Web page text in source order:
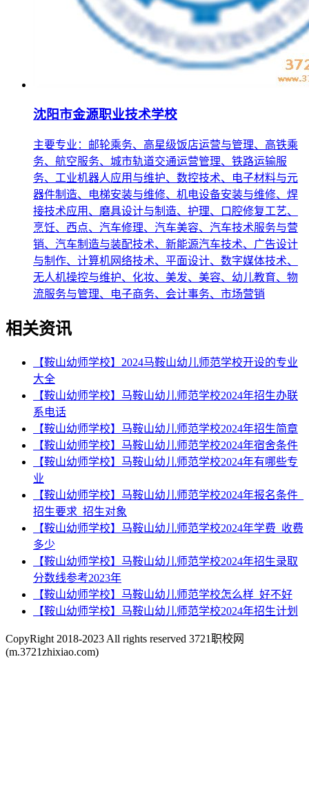
沈阳市金源职业技术学校
主要专业：邮轮乘务、高星级饭店运营与管理、高铁乘
务、航空服务、城市轨道交通运营管理、铁路运输服
务、工业机器人应用与维护、数控技术、电子材料与元
器件制造、电梯安装与维修、机电设备安装与维修、焊
接技术应用、磨具设计与制造、护理、口腔修复工艺、
烹饪、西点、汽车修理、汽车美容、汽车技术服务与营
销、汽车制造与装配技术、新能源汽车技术、广告设计
与制作、计算机网络技术、平面设计、数字媒体技术、
无人机操控与维护、化妆、美发、美容、幼儿教育、物
流服务与管理、电子商务、会计事务、市场营销
相关资讯
【鞍山幼师学校】2024马鞍山幼儿师范学校开设的专业
大全
【鞍山幼师学校】马鞍山幼儿师范学校2024年招生办联
系电话
【鞍山幼师学校】马鞍山幼儿师范学校2024年招生简章
【鞍山幼师学校】马鞍山幼儿师范学校2024年宿舍条件
【鞍山幼师学校】马鞍山幼儿师范学校2024年有哪些专
业
【鞍山幼师学校】马鞍山幼儿师范学校2024年报名条件_
招生要求_招生对象
【鞍山幼师学校】马鞍山幼儿师范学校2024年学费_收费
多少
【鞍山幼师学校】马鞍山幼儿师范学校2024年招生录取
分数线参考2023年
【鞍山幼师学校】马鞍山幼儿师范学校怎么样_好不好
【鞍山幼师学校】马鞍山幼儿师范学校2024年招生计划
CopyRight 2018-2023 All rights reserved 3721职校网
(m.3721zhixiao.com)